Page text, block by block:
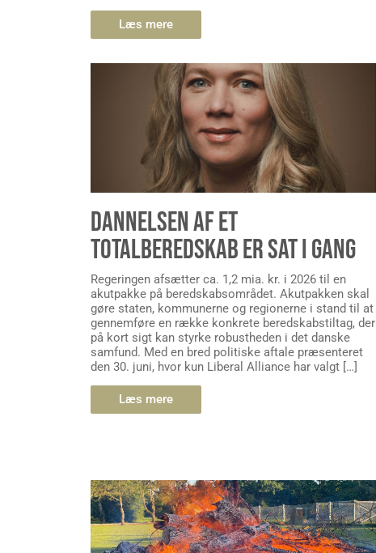
Læs mere
DANNELSEN AF ET
TOTALBEREDSKAB ER SAT I GANG
Regeringen afsætter ca. 1,2 mia. kr. i 2026 til en
akutpakke på beredskabsområdet. Akutpakken skal
gøre staten, kommunerne og regionerne i stand til at
gennemføre en række konkrete beredskabstiltag, der
på kort sigt kan styrke robustheden i det danske
samfund. Med en bred politiske aftale præsenteret
den 30. juni, hvor kun Liberal Alliance har valgt […]
Læs mere